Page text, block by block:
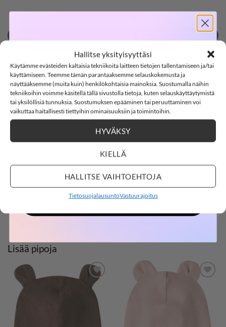
Hallitse yksityisyyttäsi
Käytämme evästeiden kaltaisia tekniikoita laitteen tietojen tallentamiseen ja/tai
käyttämiseen. Teemme tämän parantaaksemme selauskokemusta ja
näyttääksemme (muita kuin) henkilökohtaisia mainoksia. Suostumalla näihin
tekniikoihin voimme käsitellä tällä sivustolla tietoja, kuten selauskäyttäytymistä
tai yksilöllisiä tunnuksia. Suostumuksen epääminen tai peruuttaminen voi
vaikuttaa haitallisesti tiettyihin ominaisuuksiin ja toimintoihin.
HYVÄKSY
KIELLÄ
HALLITSE VAIHTOEHTOJA
TietosuojalausuntoVastuurajoitus
ARVIOT (0)
REIMA TANSSI kääntöpipo, Sunset Pink
Reima TANSSI kääntöpipo, ihanan pehmeää trikoota.
Tyylikäs raitakuosi ja toisella puolella yksivärinen. Materiaali
Materiaali: 95% puuvillaa ja 5% elastaania
Väri: Sunset Pink
Hoito: 30°C konepesu
Lisää pipoja
SUOSIKKEIHIN
SUOSIKKEIHIN
SOFTSHELL
-15%
15% ALENNUS KOODILLA:SOFTSHELL15
Countdown ends in:
0216
hours
::2
02
minutes
:05
seconds